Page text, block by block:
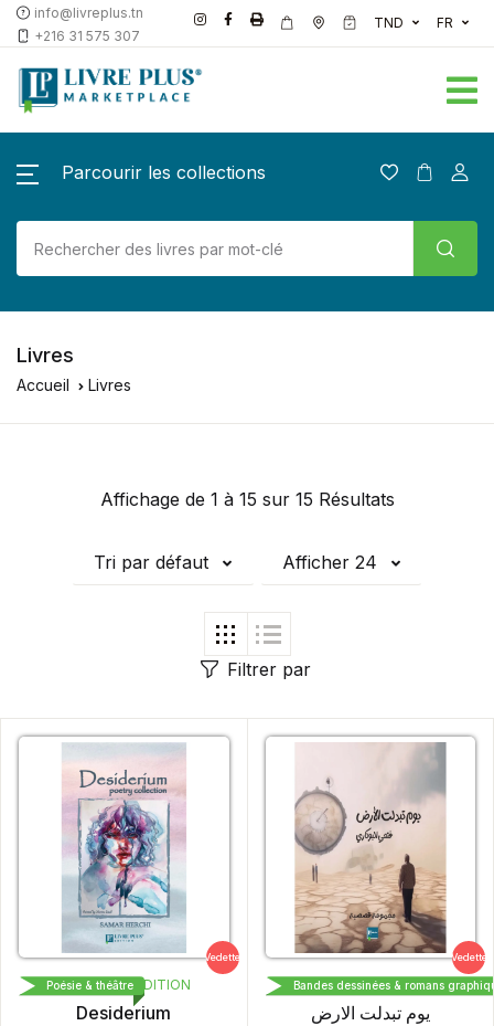
info@livreplus.tn
+216 31 575 307
TND FR
Parcourir les collections
Livres
Accueil Livres
Affichage de 1 à 15 sur 15 Résultats
Tri par défaut Afficher 24
Filtrer par
LIVRE PLUS EDITION
Desiderium
Vedette
Poésie & théâtre LIVRE PLUS EDITION
يوم تبدلت الارض
Vedette
Bandes dessinées & romans